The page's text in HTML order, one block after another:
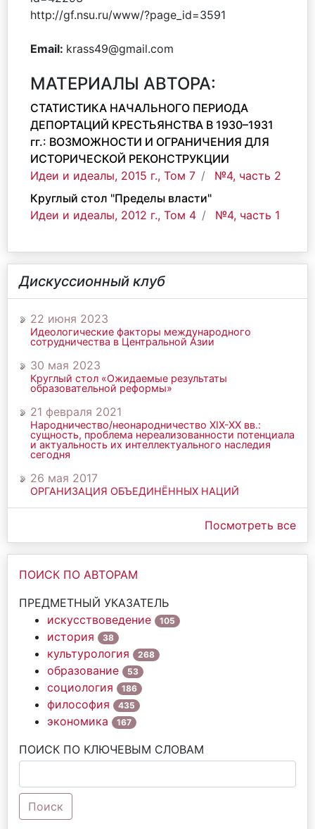
http://gf.nsu.ru/www/?page_id=3591
Email: krass49@gmail.com
МАТЕРИАЛЫ АВТОРА:
СТАТИСТИКА НАЧАЛЬНОГО ПЕРИОДА
ДЕПОРТАЦИЙ КРЕСТЬЯНСТВА В 1930–1931
гг.: ВОЗМОЖНОСТИ И ОГРАНИЧЕНИЯ ДЛЯ
ИСТОРИЧЕСКОЙ РЕКОНСТРУКЦИИ
Идеи и идеалы, 2015 г., Том 7
№4, часть 2
Круглый стол "Пределы власти"
Идеи и идеалы, 2012 г., Том 4
№4, часть 1
Дискуссионный клуб
22 июня 2023
Идеологические факторы международного
сотрудничества в Центральной Азии
30 мая 2023
Круглый стол «Ожидаемые результаты
образовательной реформы»
21 февраля 2021
Народничество/неонародничество ХIХ-ХХ вв.:
сущность, проблема нереализованности потенциала
и актуальность их интеллектуального наследия
сегодня
26 мая 2017
ОРГАНИЗАЦИЯ ОБЪЕДИНЁННЫХ НАЦИЙ
Посмотреть все
ПОИСК ПО АВТОРАМ
ПРЕДМЕТНЫЙ УКАЗАТЕЛЬ
искусствоведение
105
история 38
культурология 268
образование 53
социология 186
философия 435
экономика 167
ПОИСК ПО КЛЮЧЕВЫМ СЛОВАМ
Поиск